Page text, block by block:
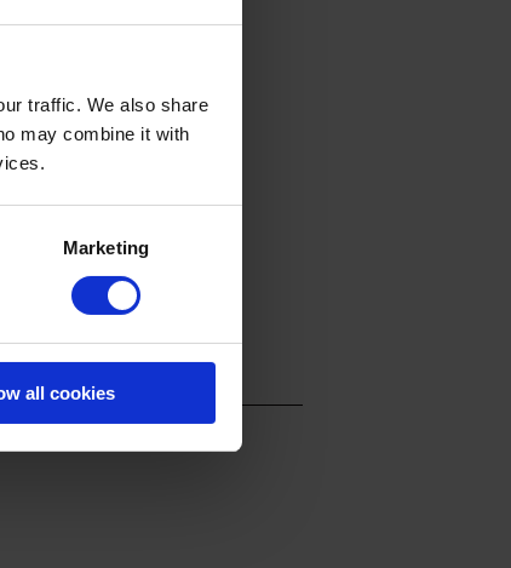
traffic. We also share
may combine it with
Marketing
all cookies